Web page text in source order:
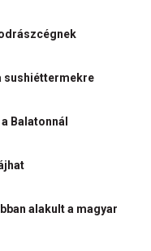
sushiéttermekre
Balatonnál
alakult a magyar